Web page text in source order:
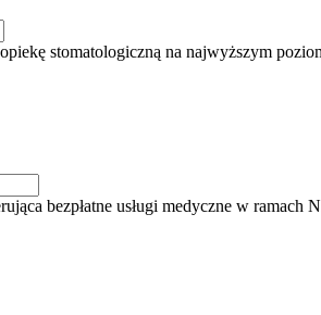
stomatologiczną na najwyższym
bezpłatne usługi medyczne w